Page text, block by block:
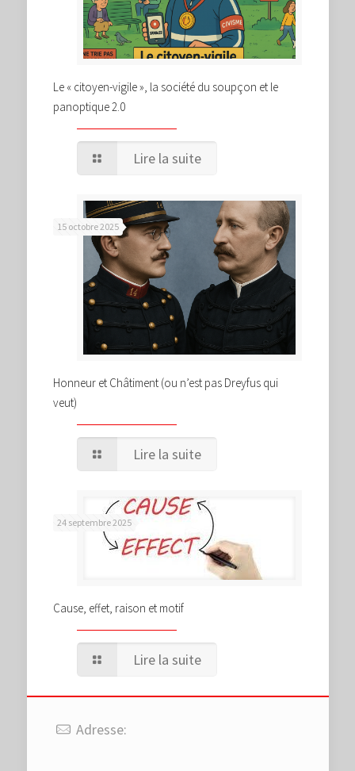
Le « citoyen-vigile », la société du soupçon et le
panoptique 2.0
Lire la suite
15 octobre 2025
Honneur et Châtiment (ou n’est pas Dreyfus qui
veut)
Lire la suite
24 septembre 2025
Cause, effet, raison et motif
Lire la suite
Adresse: